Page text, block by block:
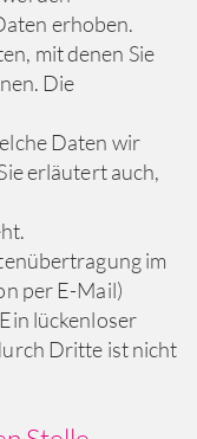
erhoben.
mit denen Sie
Die
Daten wir
erläutert auch,
im
per E-Mail)
lückenloser
Dritte ist nicht